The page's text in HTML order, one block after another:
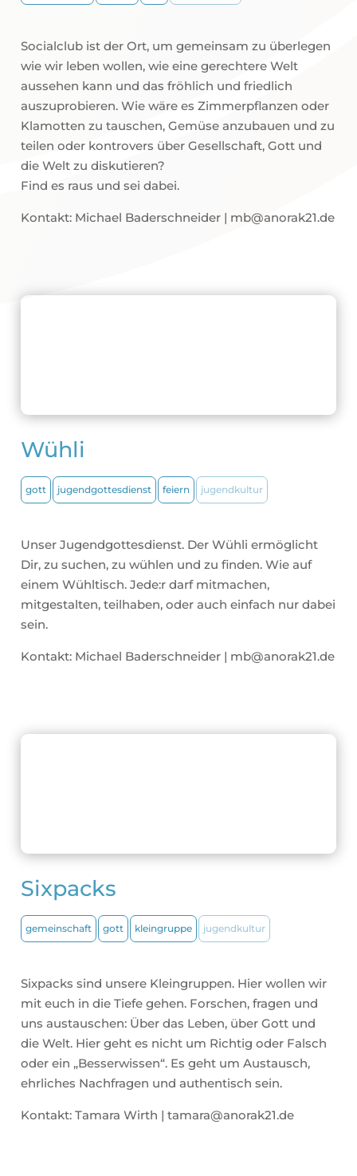
Socialclub ist der Ort, um gemeinsam zu überlegen
wie wir leben wollen, wie eine gerechtere Welt
aussehen kann und das fröhlich und friedlich
auszuprobieren. Wie wäre es Zimmerpflanzen oder
Klamotten zu tauschen, Gemüse anzubauen und zu
teilen oder kontrovers über Gesellschaft, Gott und
die Welt zu diskutieren?
Find es raus und sei dabei.
Kontakt: Michael Baderschneider | mb@anorak21.de
Wühli
gott jugendgottesdienst feiern jugendkultur
Unser Jugendgottesdienst. Der Wühli ermöglicht
Dir, zu suchen, zu wühlen und zu finden. Wie auf
einem Wühltisch. Jede:r darf mitmachen,
mitgestalten, teilhaben, oder auch einfach nur dabei
sein.
Kontakt: Michael Baderschneider | mb@anorak21.de
Sixpacks
gemeinschaft gott kleingruppe jugendkultur
Sixpacks sind unsere Kleingruppen. Hier wollen wir
mit euch in die Tiefe gehen. Forschen, fragen und
uns austauschen: Über das Leben, über Gott und
die Welt. Hier geht es nicht um Richtig oder Falsch
oder ein „Besserwissen“. Es geht um Austausch,
ehrliches Nachfragen und authentisch sein.
Kontakt: Tamara Wirth | tamara@anorak21.de